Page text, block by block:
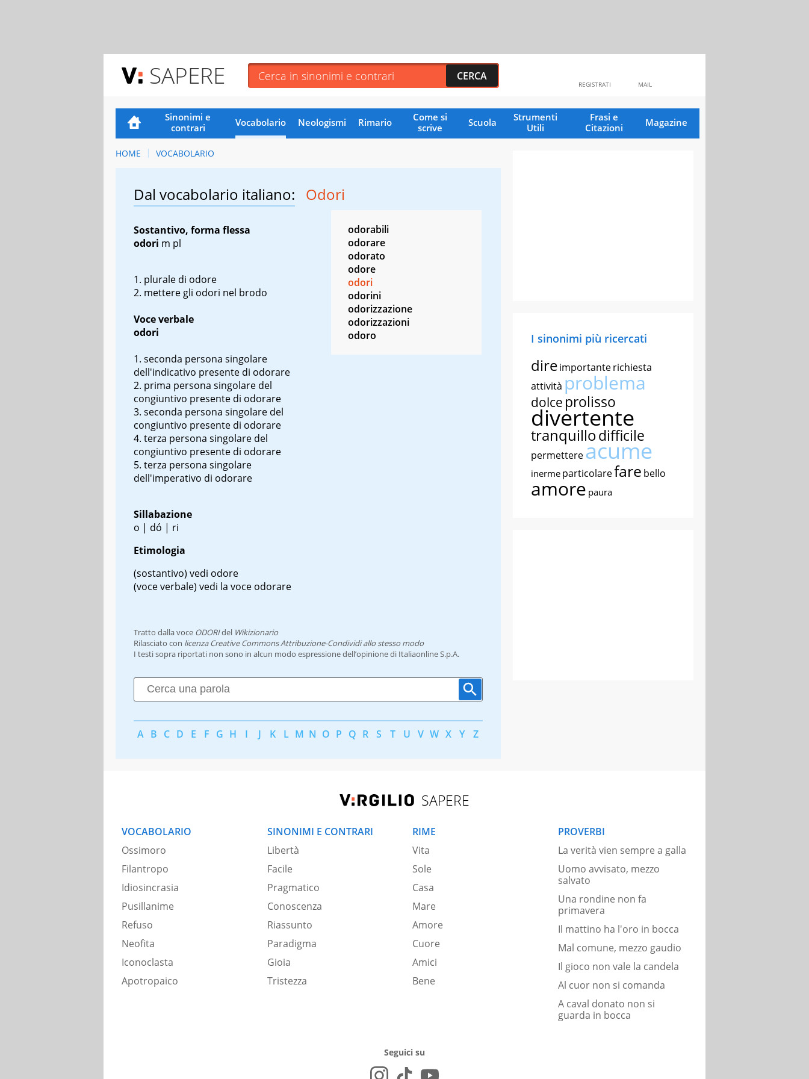
SAPERE MAIL
REGISTRATI
Sinonimi e
contrari
Vocabolario Neologismi Rimario
Come si
scrive
Scuola
Strumenti
Utili
Frasi e
Citazioni
Magazine
HOME VOCABOLARIO
Dal vocabolario italiano: Odori
Sostantivo, forma flessa
odori m pl
plurale di odore
mettere gli odori nel brodo
Voce verbale
odori
seconda persona singolare
dell'indicativo presente di odorare
prima persona singolare del
congiuntivo presente di odorare
seconda persona singolare del
congiuntivo presente di odorare
terza persona singolare del
congiuntivo presente di odorare
terza persona singolare
dell'imperativo di odorare
Sillabazione
o | dó | ri
Etimologia
(sostantivo) vedi odore
(voce verbale) vedi la voce odorare
odorabili
odorare
odorato
odore
odori
odorini
odorizzazione
odorizzazioni
odoro
Tratto dalla voce ODORIdel Wikizionario
Rilasciato con licenza Creative Commons Attribuzione-Condividi allo stesso modo
I testi sopra riportati non sono in alcun modo espressione dell’opinione di Italiaonline S.p.A.
A B C D E F G H I J K L M N O P Q R S T U V W X Y Z
I sinonimi più ricercati
direimportanterichiesta
attività problema
dolce prolisso
divertente
tranquillodifficile
permettereacume
inerme particolarefare bello
amore paura
SAPERE
VOCABOLARIO
Ossimoro
Filantropo
Idiosincrasia
Pusillanime
Refuso
Neofita
Iconoclasta
Apotropaico
SINONIMI E CONTRARI
Libertà
Facile
Pragmatico
Conoscenza
Riassunto
Paradigma
Gioia
Tristezza
RIME
Vita
Sole
Casa
Mare
Amore
Cuore
Amici
Bene
PROVERBI
La verità vien sempre a galla
Uomo avvisato, mezzo
salvato
Una rondine non fa
primavera
Il mattino ha l'oro in bocca
Mal comune, mezzo gaudio
Il gioco non vale la candela
Al cuor non si comanda
A caval donato non si
guarda in bocca
Seguici su